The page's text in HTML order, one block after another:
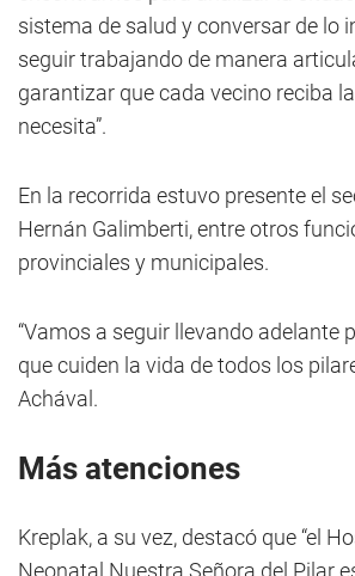
sistema de salud y conversar de lo
seguir trabajando de manera
garantizar que cada vecino reciba
necesita”.
En la recorrida estuvo presente el
Hernán Galimberti, entre otros
provinciales y municipales.
“Vamos a seguir llevando adelante
que cuiden la vida de todos los
Achával.
Más atenciones
Kreplak, a su vez, destacó que “el
Neonatal Nuestra Señora del Pilar